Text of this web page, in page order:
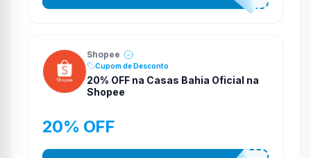
Shopee
Cupom de Desconto
20% OFF na Casas Bahia Oficial na
Shopee
20% OFF